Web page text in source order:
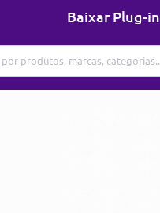
Baixar Plug-in